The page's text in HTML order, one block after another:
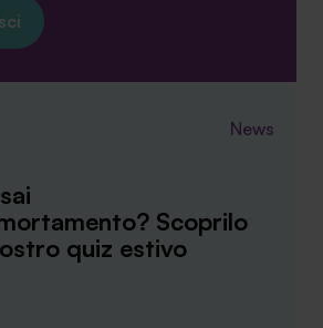
News
Scoprilo
quiz estivo